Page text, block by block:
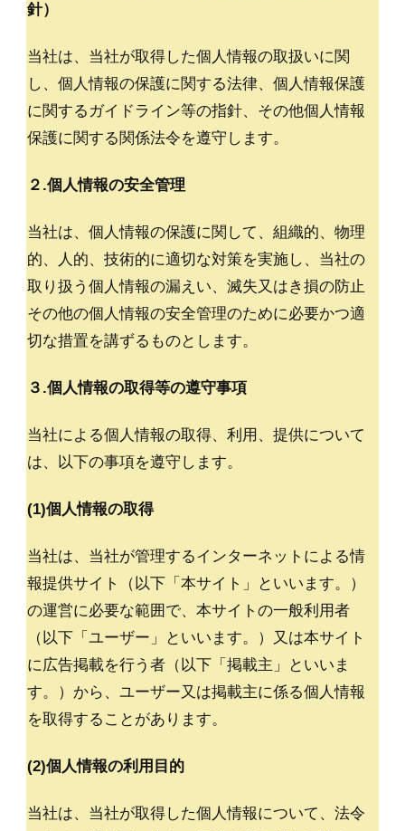
針）
当社は、当社が取得した個人情報の取扱いに関
し、個人情報の保護に関する法律、個人情報保護
に関するガイドライン等の指針、その他個人情報
保護に関する関係法令を遵守します。
２.個人情報の安全管理
当社は、個人情報の保護に関して、組織的、物理
的、人的、技術的に適切な対策を実施し、当社の
取り扱う個人情報の漏えい、滅失又はき損の防止
その他の個人情報の安全管理のために必要かつ適
切な措置を講ずるものとします。
３.個人情報の取得等の遵守事項
当社による個人情報の取得、利用、提供について
は、以下の事項を遵守します。
(1)個人情報の取得
当社は、当社が管理するインターネットによる情
報提供サイト（以下「本サイト」といいます。）
の運営に必要な範囲で、本サイトの一般利用者
（以下「ユーザー」といいます。）又は本サイト
に広告掲載を行う者（以下「掲載主」といいま
す。）から、ユーザー又は掲載主に係る個人情報
を取得することがあります。
(2)個人情報の利用目的
当社は、当社が取得した個人情報について、法令